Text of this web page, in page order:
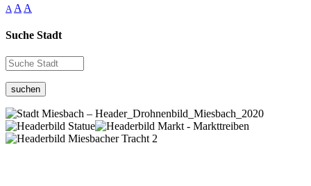
A A A
Suche Stadt
suchen